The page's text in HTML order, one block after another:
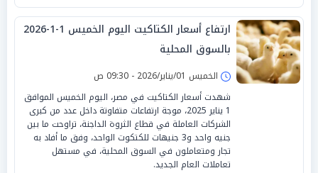
ارتفاع أسعار الكتاكيت اليوم الخميس 1-1-2026
بالسوق المحلية
الخميس 01/يناير/2026 - 09:30 ص
شهدت أسعار الكتاكيت في مصر، اليوم الخميس الموافق
1 يناير 2025، موجة ارتفاعات متفاوتة داخل عدد من كبرى
الشركات العاملة في قطاع الثروة الداجنة، تراوحت ما بين
جنيه واحد و3 جنيهات للكتكوت الواحد، وفق ما أفاد به
تجار ومتعاملون في السوق المحلية، في مستهل
تعاملات العام الجديد.